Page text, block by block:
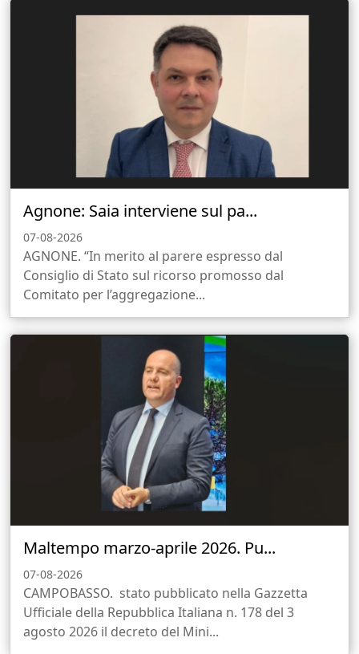
Agnone: Saia interviene sul pa...
07-08-2026
AGNONE. “In merito al parere espresso dal
Consiglio di Stato sul ricorso promosso dal
Comitato per l’aggregazione...
Maltempo marzo-aprile 2026. Pu...
07-08-2026
CAMPOBASSO. stato pubblicato nella Gazzetta
Ufficiale della Repubblica Italiana n. 178 del 3
agosto 2026 il decreto del Mini...